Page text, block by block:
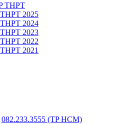
THPT
2025
2024
2023
2022
2021
082.233.3555 (TP HCM)